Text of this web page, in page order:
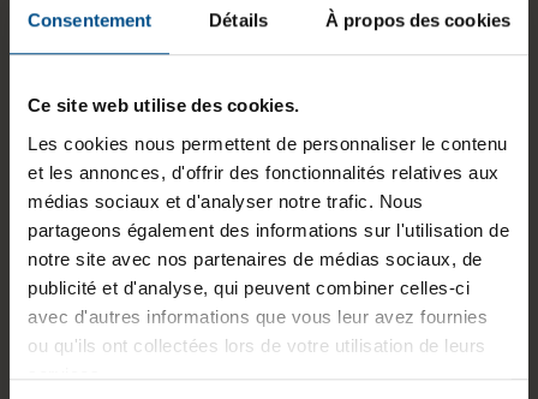
Consentement Détails À propos des cookies
Ce site web utilise des cookies.
Les cookies nous permettent de personnaliser le contenu
et les annonces, d'offrir des fonctionnalités relatives aux
médias sociaux et d'analyser notre trafic. Nous
partageons également des informations sur l'utilisation de
notre site avec nos partenaires de médias sociaux, de
publicité et d'analyse, qui peuvent combiner celles-ci
avec d'autres informations que vous leur avez fournies
ou qu'ils ont collectées lors de votre utilisation de leurs
services.
Informations sur le produit
professionnels mobiles. Elle associe un format
compact avec un écran tactile haute définition,
un processeur Intel Core i5 de 11e génération, 16
Go de mémoire vive et un stockage SSD NVMe
de 250 Go. Fonctionnant sous Windows 11
Professionnel, ce modèle convient aux tâches
bureautiques avancées, au travail collaboratif et
aux déplacements fréquents.